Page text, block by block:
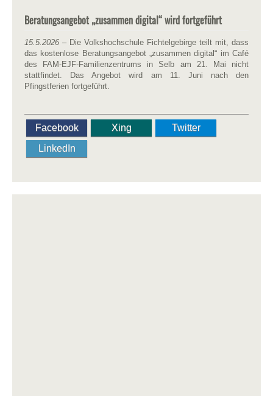
Beratungsangebot „zusammen digital“ wird fortgeführt
15.5.2026 – Die Volkshochschule Fichtelgebirge teilt mit, dass
das kostenlose Beratungsangebot „zusammen digital“ im Café
des FAM-EJF-Familienzentrums in Selb am 21. Mai nicht
stattfindet. Das Angebot wird am 11. Juni nach den
Pfingstferien fortgeführt.
Facebook Xing
Twitter
LinkedIn